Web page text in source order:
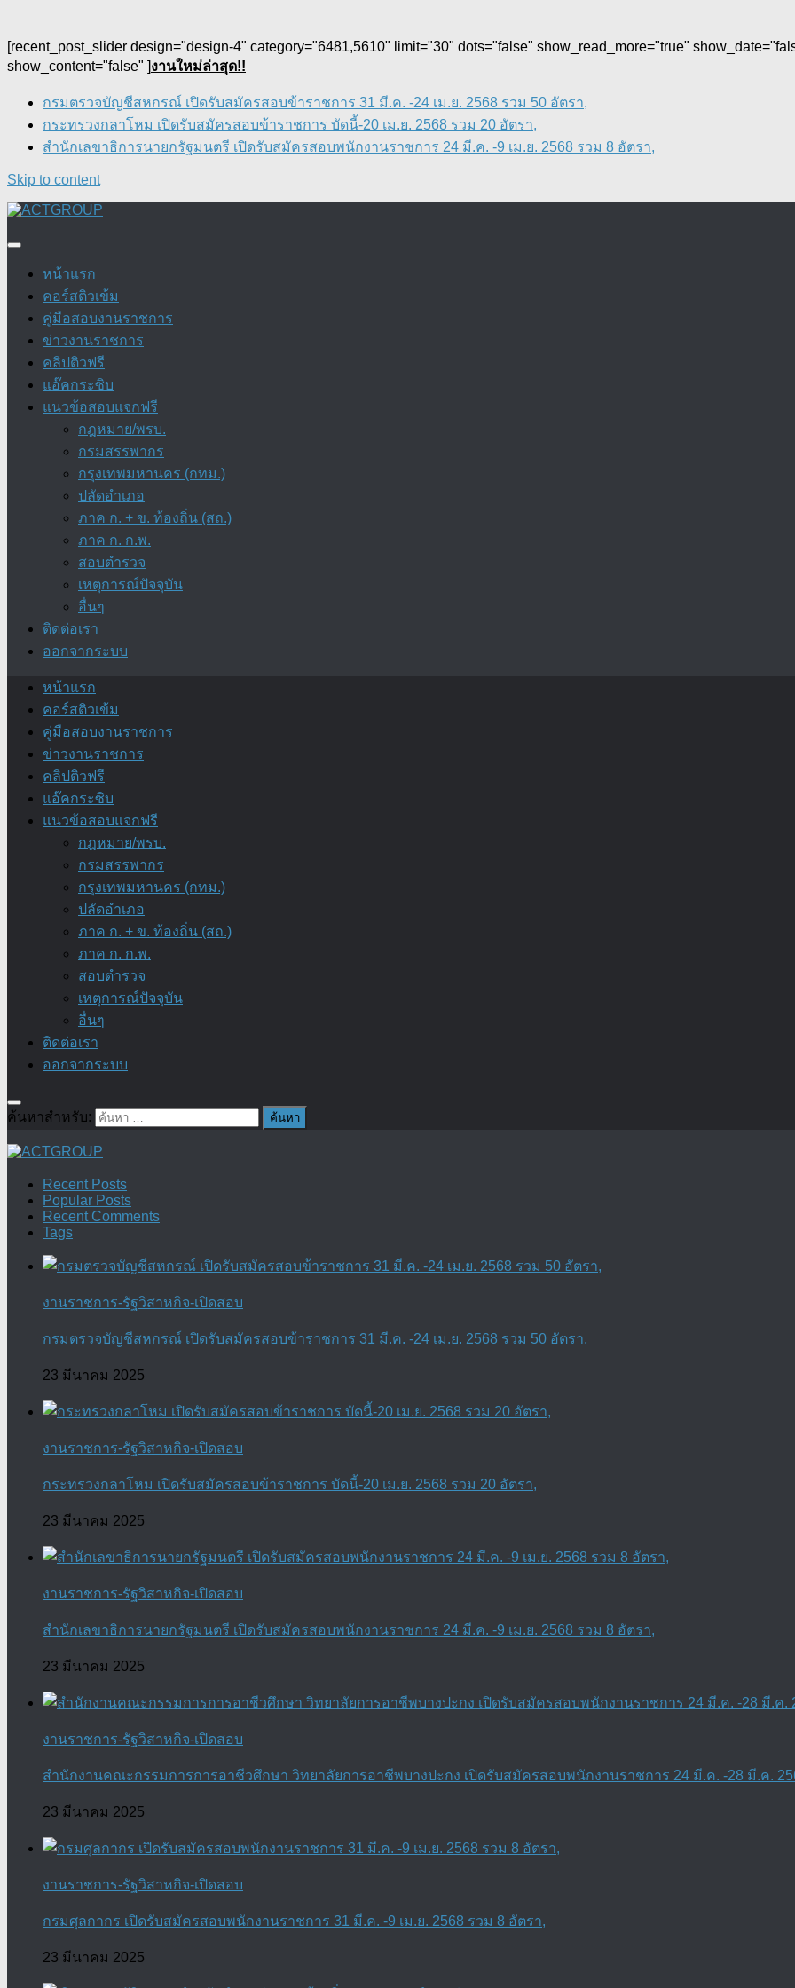
[recent_post_slider design="design-4" category="6481,5610" limit="30" dots="false" show_read_more="true"
show_content="false" ]งานใหม่ล่าสุด!!
กรมตรวจบัญชีสหกรณ์ เปิดรับสมัครสอบข้าราชการ 31 มี.ค. -24 เม.ย. 2568 รวม 50 อัตรา,
กระทรวงกลาโหม เปิดรับสมัครสอบข้าราชการ บัดนี้-20 เม.ย. 2568 รวม 20 อัตรา,
สำนักเลขาธิการนายกรัฐมนตรี เปิดรับสมัครสอบพนักงานราชการ 24 มี.ค. -9 เม.ย. 2568 รวม 8 อัตรา,
Skip to content
หน้าแรก
คอร์สติวเข้ม
คู่มือสอบงานราชการ
ข่าวงานราชการ
คลิปติวฟรี
แอ๊คกระซิบ
แนวข้อสอบแจกฟรี
กฎหมาย/พรบ.
กรมสรรพากร
กรุงเทพมหานคร (กทม.)
ปลัดอำเภอ
ภาค ก. + ข. ท้องถิ่น (สถ.)
ภาค ก. ก.พ.
สอบตำรวจ
เหตุการณ์ปัจจุบัน
อื่นๆ
ติดต่อเรา
ออกจากระบบ
หน้าแรก
คอร์สติวเข้ม
คู่มือสอบงานราชการ
ข่าวงานราชการ
คลิปติวฟรี
แอ๊คกระซิบ
แนวข้อสอบแจกฟรี
กฎหมาย/พรบ.
กรมสรรพากร
กรุงเทพมหานคร (กทม.)
ปลัดอำเภอ
ภาค ก. + ข. ท้องถิ่น (สถ.)
ภาค ก. ก.พ.
สอบตำรวจ
เหตุการณ์ปัจจุบัน
อื่นๆ
ติดต่อเรา
ออกจากระบบ
ค้นหาสำหรับ:
Recent Posts
Popular Posts
Recent Comments
Tags
งานราชการ-รัฐวิสาหกิจ-เปิดสอบ
กรมตรวจบัญชีสหกรณ์ เปิดรับสมัครสอบข้าราชการ 31 มี.ค. -24 เม.ย. 2568 รวม 50 อัตรา,
23 มีนาคม 2025
งานราชการ-รัฐวิสาหกิจ-เปิดสอบ
กระทรวงกลาโหม เปิดรับสมัครสอบข้าราชการ บัดนี้-20 เม.ย. 2568 รวม 20 อัตรา,
23 มีนาคม 2025
งานราชการ-รัฐวิสาหกิจ-เปิดสอบ
สำนักเลขาธิการนายกรัฐมนตรี เปิดรับสมัครสอบพนักงานราชการ 24 มี.ค. -9 เม.ย. 2568 รวม 8 อัตรา,
23 มีนาคม 2025
งานราชการ-รัฐวิสาหกิจ-เปิดสอบ
สำนักงานคณะกรรมการการอาชีวศึกษา วิทยาลัยการอาชีพบางปะกง เปิดรับสมัครสอบพนักงานราชการ 24 มี.ค. -28 มี.ค.
23 มีนาคม 2025
งานราชการ-รัฐวิสาหกิจ-เปิดสอบ
กรมศุลกากร เปิดรับสมัครสอบพนักงานราชการ 31 มี.ค. -9 เม.ย. 2568 รวม 8 อัตรา,
23 มีนาคม 2025